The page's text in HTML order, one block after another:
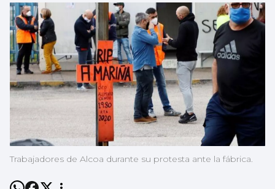
Trabajadores de Alcoa durante su protesta ante la fábrica.